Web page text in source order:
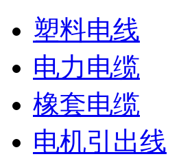
塑料电线
电力电缆
橡套电缆
电机引出线